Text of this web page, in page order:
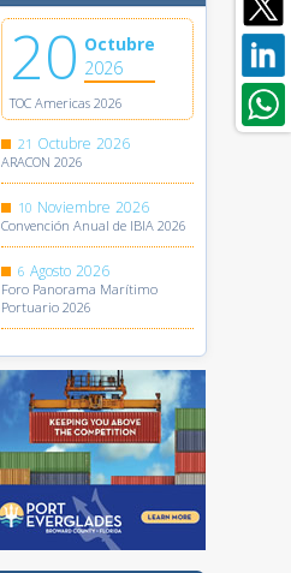
20 Octubre
2026
TOC Americas 2026
21 Octubre 2026
ARACON 2026
10 Noviembre 2026
Convención Anual de IBIA 2026
6 Agosto 2026
Foro Panorama Marítimo
Portuario 2026